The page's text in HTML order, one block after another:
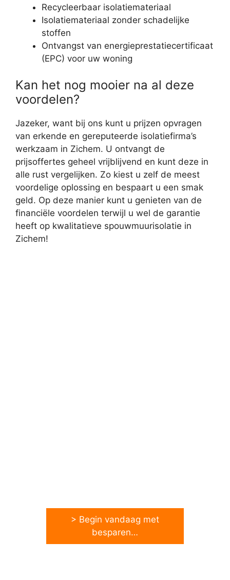
Recycleerbaar isolatiemateriaal
Isolatiemateriaal zonder schadelijke
stoffen
Ontvangst van energieprestatiecertificaat
(EPC) voor uw woning
Kan het nog mooier na al deze
voordelen?
Jazeker, want bij ons kunt u prijzen opvragen
van erkende en gereputeerde isolatiefirma’s
werkzaam in Zichem. U ontvangt de
prijsoffertes geheel vrijblijvend en kunt deze in
alle rust vergelijken. Zo kiest u zelf de meest
voordelige oplossing en bespaart u een smak
geld. Op deze manier kunt u genieten van de
financiële voordelen terwijl u wel de garantie
heeft op kwalitatieve spouwmuurisolatie in
Zichem!
> Begin vandaag met
besparen…